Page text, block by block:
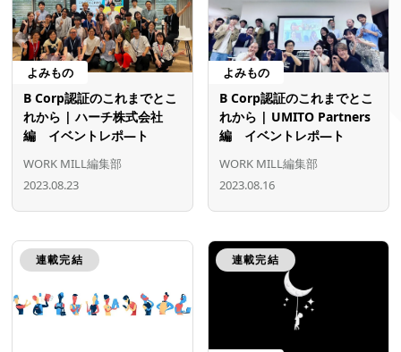
よみもの
B Corp認証のこれまでとこ
れから | ハーチ株式会社
編 イベントレポ―ト
WORK MILL編集部
2023.08.23
よみもの
B Corp認証のこれまでとこ
れから | UMITO Partners
編 イベントレポ―ト
WORK MILL編集部
2023.08.16
連載完結 連載完結